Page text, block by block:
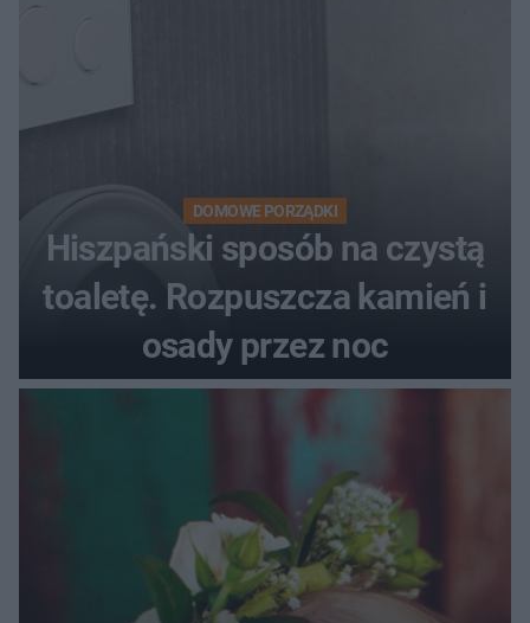
DOMOWE PORZĄDKI
Hiszpański sposób na czystą
toaletę. Rozpuszcza kamień i
osady przez noc